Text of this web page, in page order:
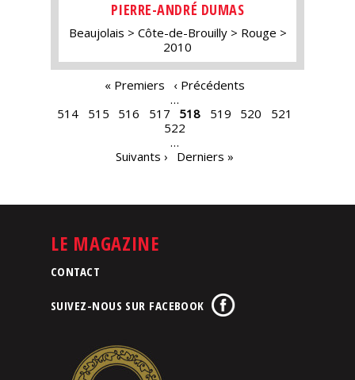
PIERRE-ANDRÉ DUMAS
Beaujolais Côte-de-Brouilly
Rouge
2010
« Premiers
‹ Précédents
…
514
515 516 517 518 519 520
521
522
…
Suivants ›
Derniers »
LE MAGAZINE
CONTACT
SUIVEZ-NOUS SUR FACEBOOK